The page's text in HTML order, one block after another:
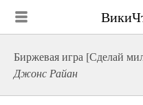
Биржевая игра [Сделай
Джонс Райан